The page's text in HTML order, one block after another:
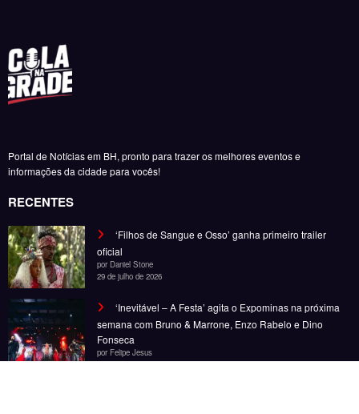
Portal de Notícias em BH, pronto para trazer os melhores eventos e
informações da cidade para vocês!
RECENTES
‘Filhos de Sangue e Osso’ ganha primeiro trailer
oficial
por Daniel Stone
29 de julho de 2026
‘Inevitável – A Festa’ agita o Expominas na próxima
semana com Bruno & Marrone, Enzo Rabelo e Dino
Fonseca
por Felipe Jesus
6 de novembro de 2025